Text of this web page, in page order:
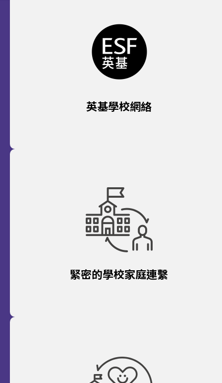
英基學校網絡
緊密的學校家庭連繫